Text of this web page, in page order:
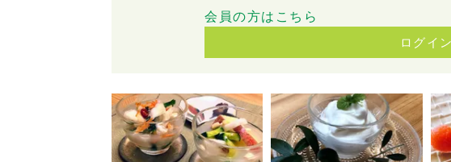
会員の方はこちら
ログイン